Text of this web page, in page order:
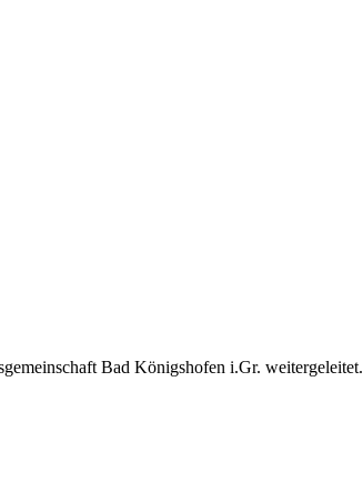
Bad Königshofen i.Gr. weitergeleitet.